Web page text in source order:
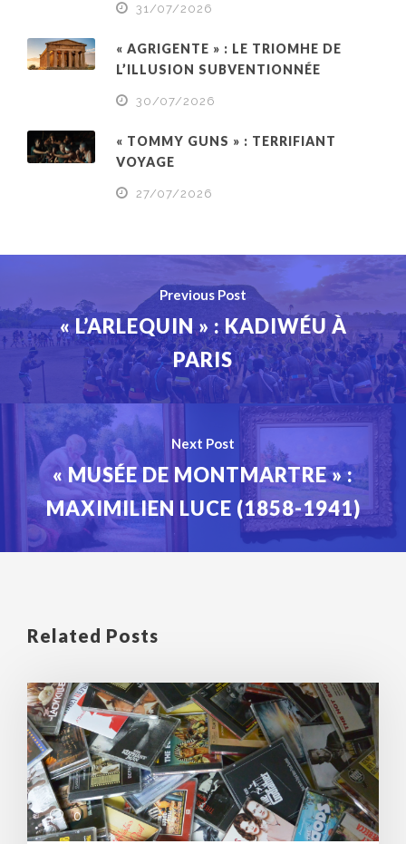
31/07/2026
« AGRIGENTE » : LE TRIOMHE DE
L’ILLUSION SUBVENTIONNÉE
30/07/2026
« TOMMY GUNS » : TERRIFIANT
VOYAGE
27/07/2026
Previous Post
« L’ARLEQUIN » : KADIWÉU À
PARIS
Next Post
« MUSÉE DE MONTMARTRE » :
MAXIMILIEN LUCE (1858-1941)
Related Posts
0